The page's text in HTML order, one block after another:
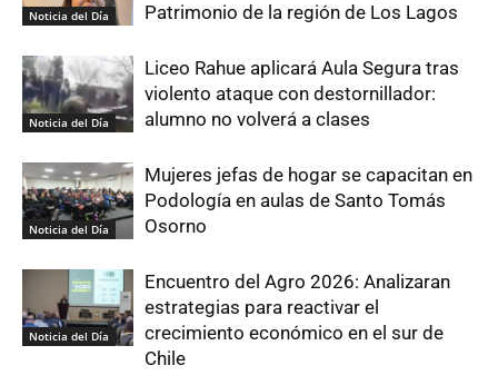
Noticia del Día
Patrimonio de la región de Los Lagos
Noticia del Día
Liceo Rahue aplicará Aula Segura tras
violento ataque con destornillador:
alumno no volverá a clases
Noticia del Día
Mujeres jefas de hogar se capacitan en
Podología en aulas de Santo Tomás
Osorno
Noticia del Día
Encuentro del Agro 2026: Analizaran
estrategias para reactivar el
crecimiento económico en el sur de
Chile